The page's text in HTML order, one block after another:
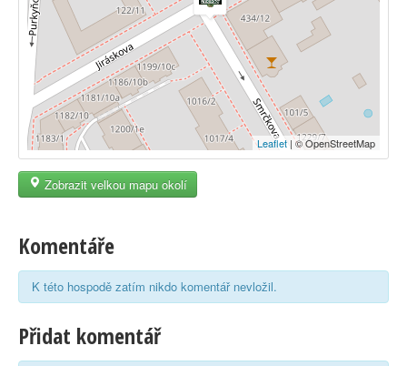
Leaflet | © OpenStreetMap
Zobrazit velkou mapu okolí
Komentáře
K této hospodě zatím nikdo komentář nevložil.
Přidat komentář